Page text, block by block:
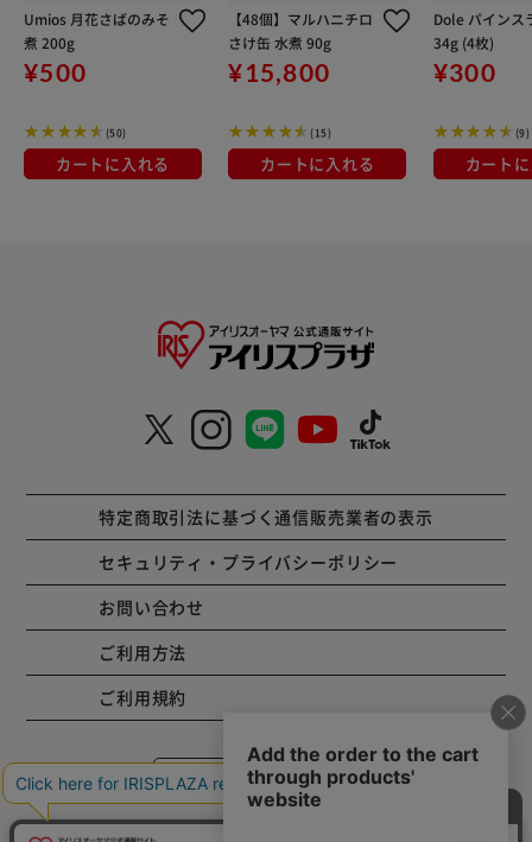
Umios 月花さばのみそ
煮 200g
¥500
(50)
カートに入れる
【48個】マルハニチロ
さけ缶 水煮 90g
¥15,800
(15)
カートに入れる
Dole パインス
34g (4枚)
¥300
(9)
カート
特定商取引法に基づく通信販売業者の表示
セキュリティ・プライバシーポリシー
お問い合わせ
ご利用方法
ご利用規約
コーポレートサイト